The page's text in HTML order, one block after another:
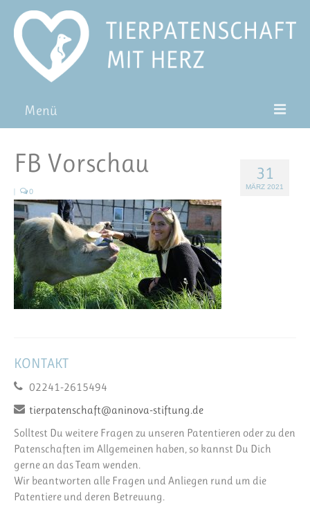
Menü
Pat*in werden
Patenschaft verschenken
Blog
31
MÄRZ 2021
FB Vorschau
| 0
KONTAKT
02241-2615494
tierpatenschaft@aninova-stiftung.de
Solltest Du weitere Fragen zu unseren Patentieren oder zu den
Patenschaften im Allgemeinen haben, so kannst Du Dich
gerne an das Team wenden.
Wir beantworten alle Fragen und Anliegen rund um die
Patentiere und deren Betreuung.